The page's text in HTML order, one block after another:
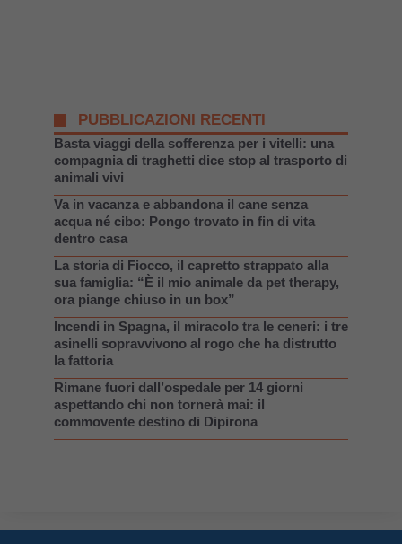
PUBBLICAZIONI RECENTI
Basta viaggi della sofferenza per i vitelli: una
compagnia di traghetti dice stop al trasporto di
animali vivi
Va in vacanza e abbandona il cane senza
acqua né cibo: Pongo trovato in fin di vita
dentro casa
La storia di Fiocco, il capretto strappato alla
sua famiglia: “È il mio animale da pet therapy,
ora piange chiuso in un box”
Incendi in Spagna, il miracolo tra le ceneri: i tre
asinelli sopravvivono al rogo che ha distrutto
la fattoria
Rimane fuori dall’ospedale per 14 giorni
aspettando chi non tornerà mai: il
commovente destino di Dipirona